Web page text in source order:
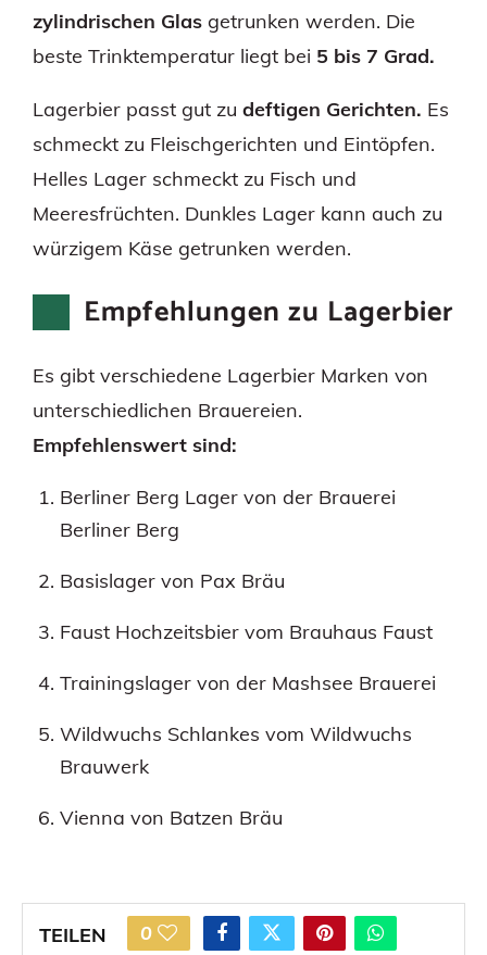
zylindrischen Glas getrunken werden. Die
beste Trinktemperatur liegt bei 5 bis 7 Grad.
Lagerbier passt gut zu deftigen Gerichten. Es
schmeckt zu Fleischgerichten und Eintöpfen.
Helles Lager schmeckt zu Fisch und
Meeresfrüchten. Dunkles Lager kann auch zu
würzigem Käse getrunken werden.
Empfehlungen zu Lagerbier
Es gibt verschiedene Lagerbier Marken von
unterschiedlichen Brauereien.
Empfehlenswert sind:
Berliner Berg Lager von der Brauerei
Berliner Berg
Basislager von Pax Bräu
Faust Hochzeitsbier vom Brauhaus Faust
Trainingslager von der Mashsee Brauerei
Wildwuchs Schlankes vom Wildwuchs
Brauwerk
Vienna von Batzen Bräu
TEILEN 0